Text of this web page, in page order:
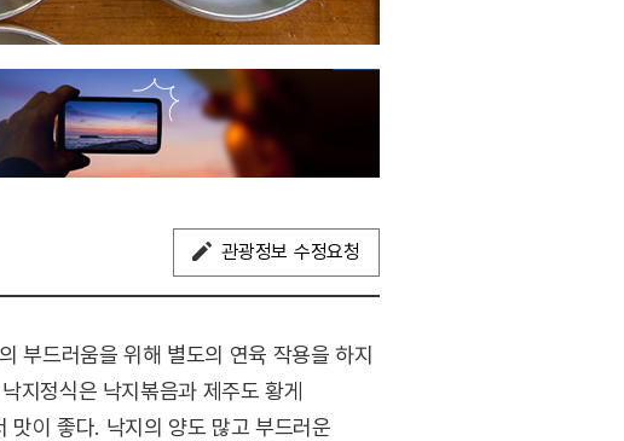
관광정보 수정요청
부드러움을 위해 별도의 연육 작용을 하지
지정식은 낙지볶음과 제주도 황게
맛이 좋다. 낙지의 양도 많고 부드러운